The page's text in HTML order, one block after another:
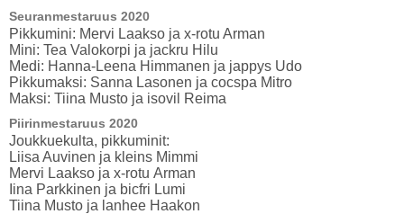
Seuranmestaruus 2020
Pikkumini: Mervi Laakso ja x-rotu Arman
Mini: Tea Valokorpi ja jackru Hilu
Medi: Hanna-Leena Himmanen ja jappys Udo
Pikkumaksi: Sanna Lasonen ja cocspa Mitro
Maksi: Tiina Musto ja isovil Reima
Piirinmestaruus 2020
Joukkuekulta, pikkuminit:
Liisa Auvinen ja kleins Mimmi
Mervi Laakso ja x-rotu Arman
Iina Parkkinen ja bicfri Lumi
Tiina Musto ja lanhee Haakon